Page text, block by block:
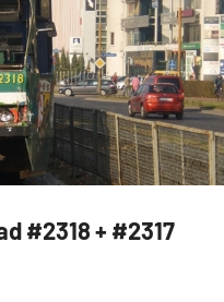
#2318 + #2317